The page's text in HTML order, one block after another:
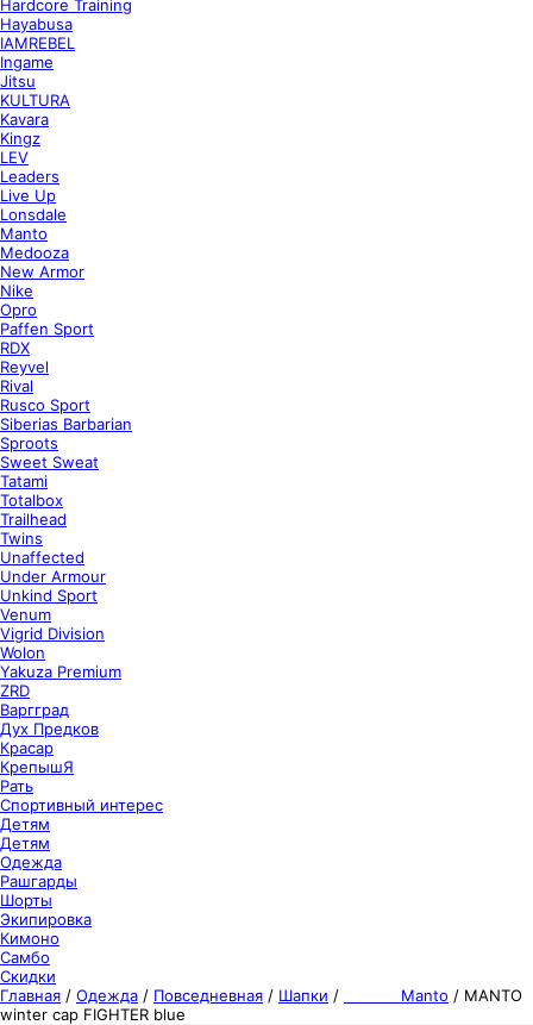
Hardcore Training
Hayabusa
IAMREBEL
Ingame
Jitsu
KULTURA
Kavara
Kingz
LEV
Leaders
Live Up
Lonsdale
Manto
Medooza
New Armor
Nike
Opro
Paffen Sport
RDX
Reyvel
Rival
Rusco Sport
Siberias Barbarian
Sproots
Sweet Sweat
Tatami
Totalbox
Trailhead
Twins
Unaffected
Under Armour
Unkind Sport
Venum
Vigrid Division
Wolon
Yakuza Premium
ZRD
Варгград
Дух Предков
Красар
КрепышЯ
Рать
Спортивный интерес
Детям
Детям
Одежда
Рашгарды
Шорты
Экипировка
Кимоно
Самбо
Скидки
Главная / Одежда / Повседневная / Шапки / Manto / MANTO
winter cap FIGHTER blue